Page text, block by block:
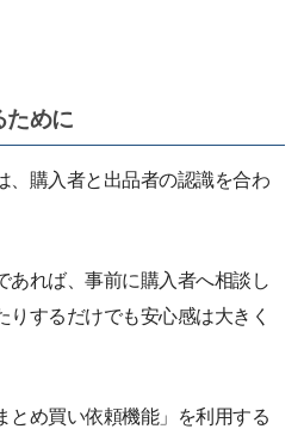
ために
、購入者と出品者の認識を合わ
あれば、事前に購入者へ相談し
りするだけでも安心感は大きく
とめ買い依頼機能」を利用する